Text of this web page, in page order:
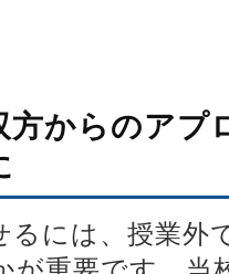
方からのアプ
るには、授業外